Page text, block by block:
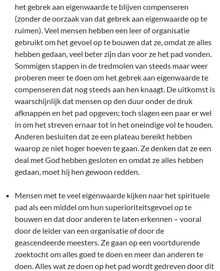
het gebrek aan eigenwaarde te blijven compenseren
(zonder de oorzaak van dat gebrek aan eigenwaarde op te
ruimen). Veel mensen hebben een leer of organisatie
gebruikt om het gevoel op te bouwen dat ze, omdat ze alles
hebben gedaan, veel beter zijn dan voor ze het pad vonden.
Sommigen stappen in de tredmolen van steeds maar weer
proberen meer te doen om het gebrek aan eigenwaarde te
compenseren dat nog steeds aan hen knaagt. De uitkomst is
waarschijnlijk dat mensen op den duur onder de druk
afknappen en het pad opgeven; toch slagen een paar er wel
in om het streven ernaar tot in het oneindige vol te houden.
Anderen besluiten dat ze een plateau bereikt hebben
waarop ze niet hoger hoeven te gaan. Ze denken dat ze een
deal met God hebben gesloten en omdat ze alles hebben
gedaan, moet hij hen gewoon redden.
Mensen met te veel eigenwaarde kijken naar het spirituele
pad als een middel om hun superioriteitsgevoel op te
bouwen en dat door anderen te laten erkennen – vooral
door de leider van een organisatie of door de
geascendeerde meesters. Ze gaan op een voortdurende
zoektocht om alles goed te doen en meer dan anderen te
doen. Alles wat ze doen op het pad wordt gedreven door dit